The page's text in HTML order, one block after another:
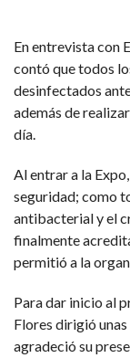
En entrevista con
contó que todos
desinfectados
además de
día.
Al entrar a la
seguridad; como
antibacterial y el
finalmente
permitió a la
Para dar inicio al
Flores dirigió
agradeció su